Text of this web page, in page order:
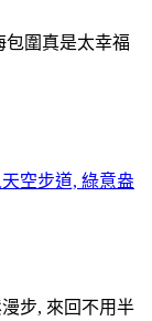
包圍真是太幸福
空步道, 綠意盎
步, 來回不用半